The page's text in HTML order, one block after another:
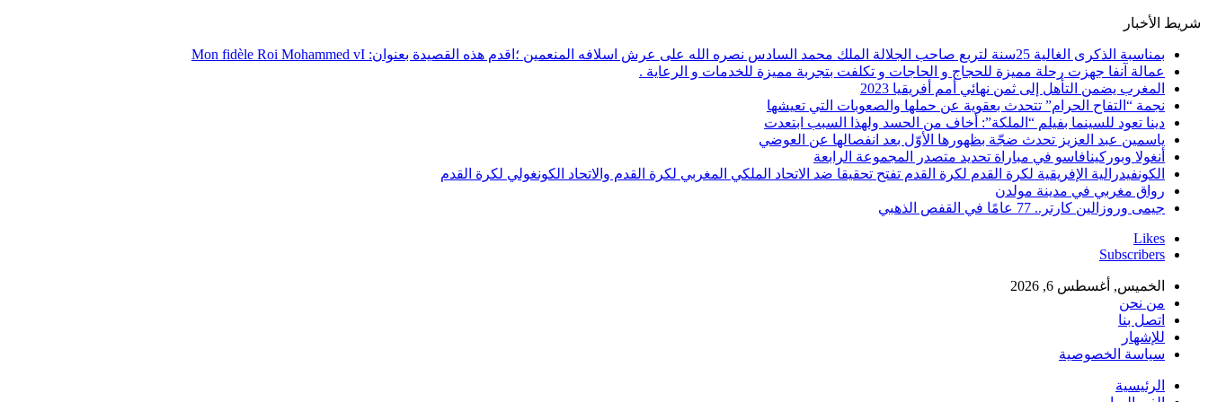
شريط الأخبار
بمناسبة الذكرى الغالية 25سنة لتربع صاحب الجلالة الملك محمد السادس نصره الله على عرش اسلافه المنعمين ؛اقدم هذه القصيدة بعنوان: Mon fidèle Roi Mohammed vI
عمالة آنفا جهزت رحلة مميزة للحجاج و الحاجات و تكلفت بتجربة مميزة للخدمات و الرعاية .
المغرب يضمن التأهل إلى ثمن نهائي أمم أفريقيا 2023
نجمة “التفاح الحرام” تتحدث بعقوية عن حملها والصعوبات التي تعيشها
دينا تعود للسينما بفيلم “الملكة”: أخاف من الحسد ولهذا السبب ابتعدت
ياسمين عبد العزيز تحدث ضجّة بظهورها الأوّل بعد انفصالها عن العوضي
أنغولا وبوركينافاسو في مباراة تحديد متصدر المجموعة الرابعة
الكونفيدرالية الإفريقية لكرة القدم لكرة القدم تفتح تحقيقا ضد الاتحاد الملكي المغربي لكرة القدم والاتحاد الكونغولي لكرة القدم
رواق مغربي في مدينة مولدن
جيمى وروزالين كارتر.. 77 عامًا في القفص الذهبي
Likes
Subscribers
الخميس, أغسطس 6, 2026
من نحن
اتصل بنا
للإشهار
سياسة الخصوصية
الرئيسية